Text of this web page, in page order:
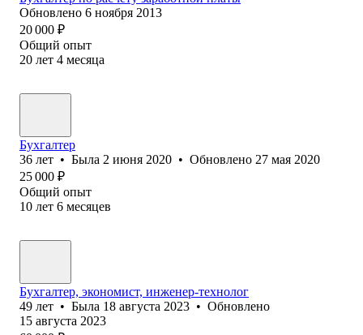
Обновлено 6 ноября 2013
20 000 ₽
Общий опыт
20 лет 4 месяца
Бухгалтер
36 лет • Была 2 июня 2020 • Обновлено 27 мая 2020
25 000 ₽
Общий опыт
10 лет 6 месяцев
Бухгалтер, экономист, инженер-технолог
49 лет • Была 18 августа 2023 • Обновлено
15 августа 2023